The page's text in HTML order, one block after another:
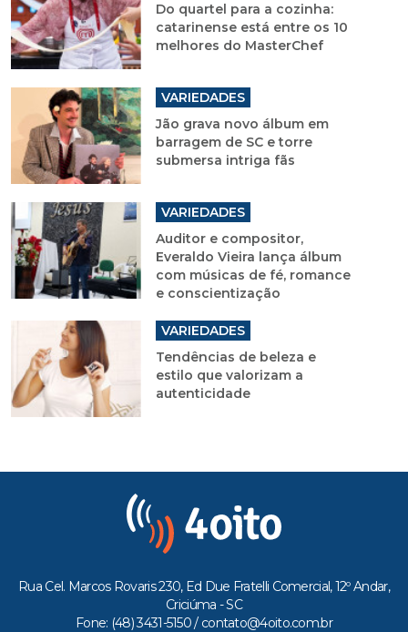
Do quartel para a cozinha:
catarinense está entre os 10
melhores do MasterChef
VARIEDADES
Jão grava novo álbum em
barragem de SC e torre
submersa intriga fãs
VARIEDADES
Auditor e compositor,
Everaldo Vieira lança álbum
com músicas de fé, romance
e conscientização
VARIEDADES
Tendências de beleza e
estilo que valorizam a
autenticidade
Rua Cel. Marcos Rovaris 230, Ed Due Fratelli Comercial, 12º Andar,
Criciúma - SC
Fone: (48) 3431-5150 / contato@4oito.com.br